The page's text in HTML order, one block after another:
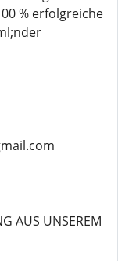
% erfolgreiche
AUS UNSEREM